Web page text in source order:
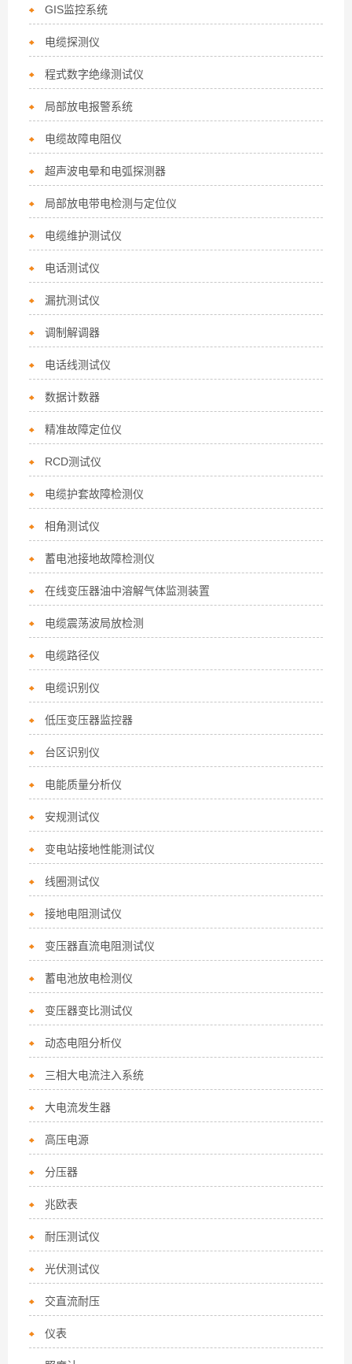
GIS监控系统
电缆探测仪
程式数字绝缘测试仪
局部放电报警系统
电缆故障电阻仪
超声波电晕和电弧探测器
局部放电带电检测与定位仪
电缆维护测试仪
电话测试仪
漏抗测试仪
调制解调器
电话线测试仪
数据计数器
精准故障定位仪
RCD测试仪
电缆护套故障检测仪
相角测试仪
蓄电池接地故障检测仪
在线变压器油中溶解气体监测装置
电缆震荡波局放检测
电缆路径仪
电缆识别仪
低压变压器监控器
台区识别仪
电能质量分析仪
安规测试仪
变电站接地性能测试仪
线圈测试仪
接地电阻测试仪
变压器直流电阻测试仪
蓄电池放电检测仪
变压器变比测试仪
动态电阻分析仪
三相大电流注入系统
大电流发生器
高压电源
分压器
兆欧表
耐压测试仪
光伏测试仪
交直流耐压
仪表